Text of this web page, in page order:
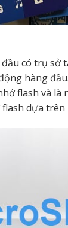
có trụ sở
hàng
flash và
dựa